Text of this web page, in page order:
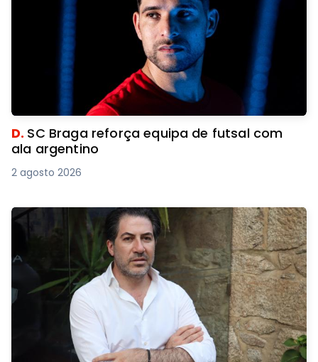
D. SC Braga reforça equipa de futsal com
ala argentino
2 agosto 2026